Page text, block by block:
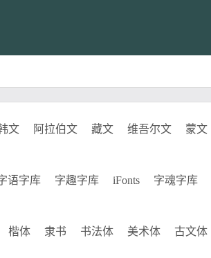
文 阿拉伯文 藏文 维吾尔文 蒙文
语字库 字趣字库 iFonts 字魂字库
楷体 隶书 书法体 美术体 古文体